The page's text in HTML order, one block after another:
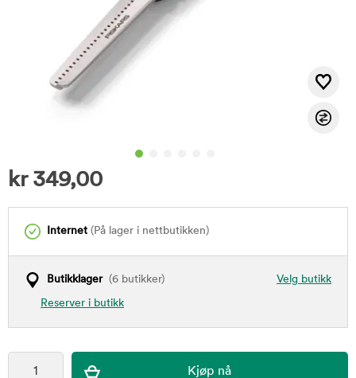
kr 349,00
Internet (På lager i nettbutikken)
Velg butikk
Butikklager(6 butikker)
Reserver i butikk